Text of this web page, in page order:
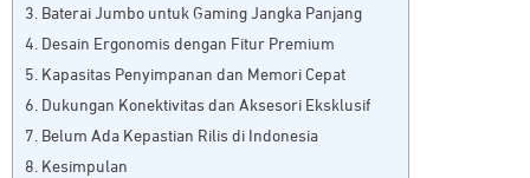
Baterai Jumbo untuk Gaming Jangka Panjang
Desain Ergonomis dengan Fitur Premium
Kapasitas Penyimpanan dan Memori Cepat
Dukungan Konektivitas dan Aksesori Eksklusif
Belum Ada Kepastian Rilis di Indonesia
Kesimpulan